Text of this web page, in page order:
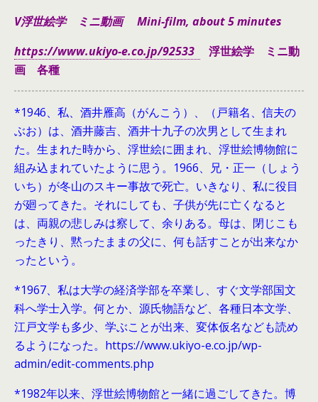
V浮世絵学 ミニ動画 Mini-film, about 5 minutes
https://www.ukiyo-e.co.jp/92533
浮世絵学 ミニ動
画 各種
*1946、 私、酒井雁高（がんこう）、（戸籍名、信夫の
ぶお）は、酒井藤吉、酒井十九子の次男として生まれ
た。生まれた時から、浮世絵に囲まれ、浮世絵博物館に
組み込まれていたように思う。1966、兄・正一（しょう
いち）が冬山のスキー事故で死亡。いきなり、私に役目
が廻ってきた。それにしても、子供が先に亡くなると
は、両親の悲しみは察して、余りある。母は、閉じこも
ったきり、黙ったままの父に、何も話すことが出来なか
ったという。
*1967、私は大学の経済学部を卒業し、すぐ文学部国文
科へ学士入学。何とか、源氏物語など、各種日本文学、
江戸文学も多少、学ぶことが出来、変体仮名なども読め
るようになった。https://www.ukiyo-e.co.jp/wp-
admin/edit-comments.php
*1982年以来、浮世絵博物館と一緒に過ごしてきた。博